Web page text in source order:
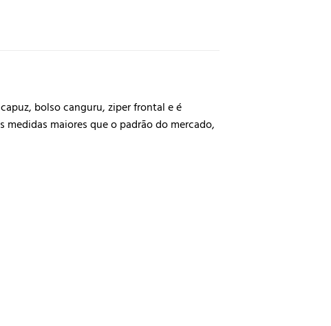
bolso canguru, ziper frontal e é
medidas maiores que o padrão do mercado,